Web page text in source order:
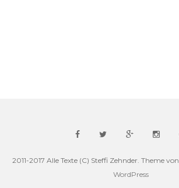
2011-2017 Alle Texte (C) Steffi Zehnder. Theme von
WordPress